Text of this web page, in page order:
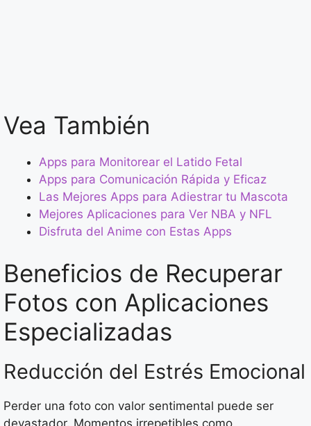
Vea También
Apps para Monitorear el Latido Fetal
Apps para Comunicación Rápida y Eficaz
Las Mejores Apps para Adiestrar tu Mascota
Mejores Aplicaciones para Ver NBA y NFL
Disfruta del Anime con Estas Apps
Beneficios de Recuperar
Fotos con Aplicaciones
Especializadas
Reducción del Estrés Emocional
Perder una foto con valor sentimental puede ser
devastador. Momentos irrepetibles como